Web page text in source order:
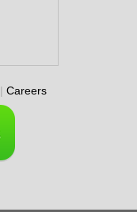
| Careers